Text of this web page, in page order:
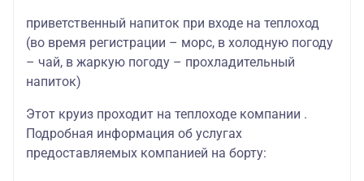
приветственный напиток при входе на теплоход
(во время регистрации – морс, в холодную погоду
– чай, в жаркую погоду – прохладительный
напиток)
Этот круиз проходит на теплоходе компании .
Подробная информация об услугах
предоставляемых компанией на борту: